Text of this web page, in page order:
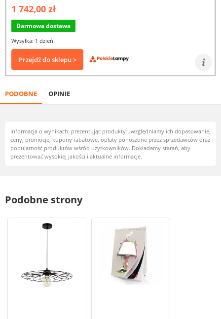
1 742,00 zł
Darmowa dostawa
Wysyłka: 1 dzień
Przejdź do sklepu >
PODOBNE OPINIE
Informacja o wynikach: prezentując produkty uwzględniamy ich dopasowanie,
ceny, promocje, kupony rabatowe, opłaty ponoszone przez sprzedawców oraz
popularność produktów wśród użytkowników. Dokładamy starań, aby
prezentować wysokiej jakości i aktualne informacje.
Podobne strony